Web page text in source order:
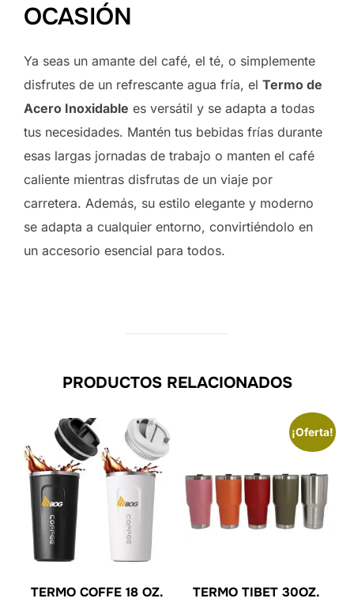
OCASIÓN
Ya seas un amante del café, el té, o simplemente
disfrutes de un refrescante agua fría, el Termo de
Acero Inoxidable es versátil y se adapta a todas
tus necesidades. Mantén tus bebidas frías durante
esas largas jornadas de trabajo o manten el café
caliente mientras disfrutas de un viaje por
carretera. Además, su estilo elegante y moderno
se adapta a cualquier entorno, convirtiéndolo en
un accesorio esencial para todos.
PRODUCTOS RELACIONADOS
TERMO COFFE 18 OZ.
¡Oferta!
TERMO TIBET 30OZ.